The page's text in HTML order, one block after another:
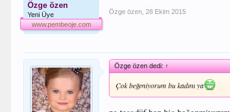
Özge özen
Yeni Üye
www.pembeoje.com
Özge özen 28 Ekim 2015
Özge özen dedi:↑
Çok beğeniyorum bu kadını ya